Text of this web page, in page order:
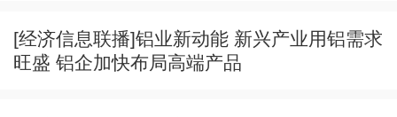
[经济信息联播]铝业新动能 新兴产业用铝需求
旺盛 铝企加快布局高端产品